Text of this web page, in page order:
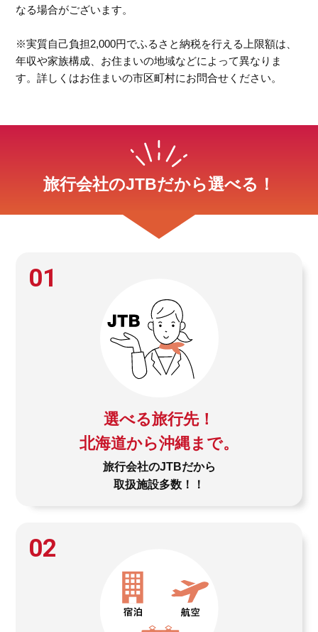
なる場合がございます。
※実質自己負担2,000円でふるさと納税を行える上限額は、
年収や家族構成、お住まいの地域などによって異なりま
す。詳しくはお住まいの市区町村にお問合せください。
旅行会社のJTBだから選べる！
01
選べる旅行先！
北海道から沖縄まで。
旅行会社のJTBだから
取扱施設多数！！
02